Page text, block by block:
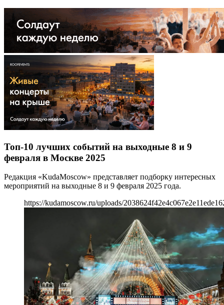
Топ-10 лучших событий на выходные 8 и 9
февраля в Москве 2025
Редакция «KudaMoscow» представляет подборку интересных
мероприятий на выходные 8 и 9 февраля 2025 года.
https://kudamoscow.ru/uploads/